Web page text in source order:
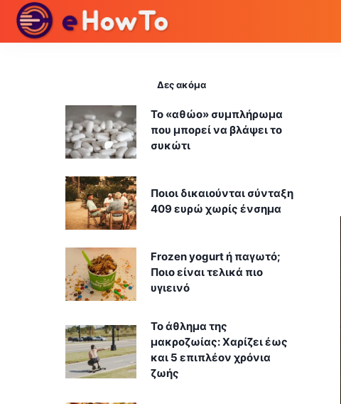
Δες ακόμα
Το «αθώο» συμπλήρωμα
που μπορεί να βλάψει το
συκώτι
Ποιοι δικαιούνται σύνταξη
409 ευρώ χωρίς ένσημα
Frozen yogurt ή παγωτό;
Ποιο είναι τελικά πιο
υγιεινό
Το άθλημα της
μακροζωίας: Χαρίζει έως
και 5 επιπλέον χρόνια
ζωής